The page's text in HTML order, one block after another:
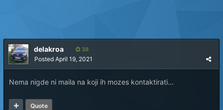
delakroa 38
Posted April 19, 2021
Nema nigde ni maila na koji ih mozes kontaktirati...
Quote